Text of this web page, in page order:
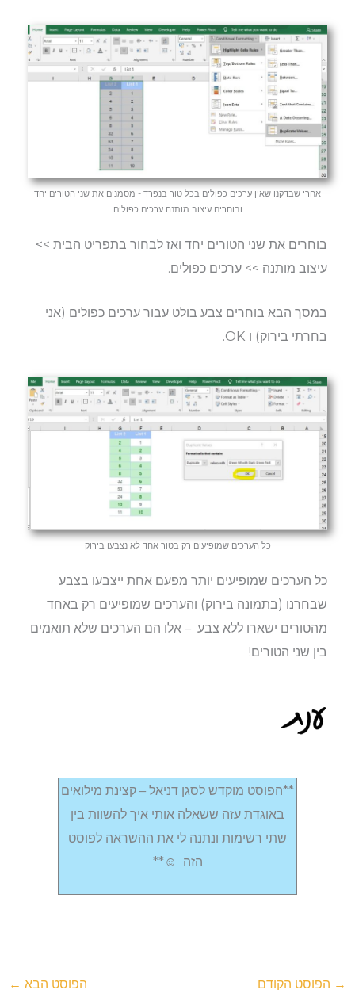
אחרי שבדקנו שאין ערכים כפולים בכל טור בנפרד - מסמנים את שני הטורים יחד
ובוחרים עיצוב מותנה ערכים כפולים
בוחרים את שני הטורים יחד ואז לבחור בתפריט הבית >>
עיצוב מותנה >> ערכים כפולים.
במסך הבא בוחרים צבע בולט עבור ערכים כפולים (אני
בחרתי בירוק) ו OK.
כל הערכים שמופיעים רק בטור אחד לא נצבעו בירוק
כל הערכים שמופיעים יותר מפעם אחת ייצבעו בצבע
שבחרנו (בתמונה בירוק) והערכים שמופיעים רק באחד
מהטורים ישארו ללא צבע – אלו הם הערכים שלא תואמים
בין שני הטורים!
**הפוסט מוקדש לסגן דניאל – קצינת מילואים
באוגדת עזה ששאלה אותי איך להשוות בין
שתי רשימות ונתנה לי את ההשראה לפוסט
הזה ☺**
→ הפוסט הקודם הפוסט הבא ←